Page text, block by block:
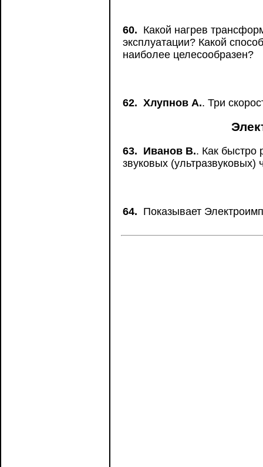
60. Какой нагрев
эксплуатации? Какой
наиболее целесообразен?
62. Хлупнов А.. Три
63. Иванов В.. Как быстро
звуковых (ультразвуковых)
64. Показывает